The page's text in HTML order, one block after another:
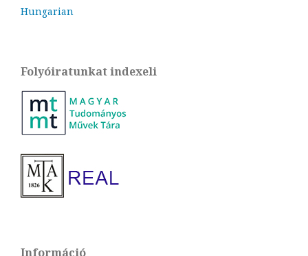
Hungarian
Folyóiratunkat indexeli
Információ